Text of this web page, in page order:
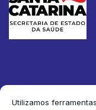
Utilizamos